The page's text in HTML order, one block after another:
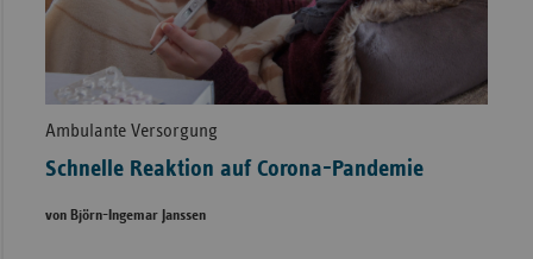
Ambulante Versorgung
Schnelle Reaktion auf Corona-Pandemie
von Björn-Ingemar Janssen